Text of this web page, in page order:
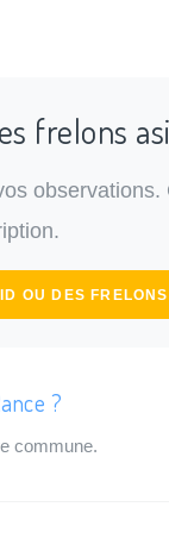
frelons
OU DES FRELONS
?
commune.